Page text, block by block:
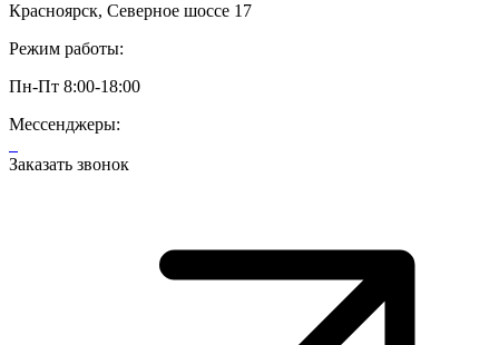
Красноярск, Северное шоссе 17
Режим работы:
Пн-Пт 8:00-18:00
Мессенджеры:
Заказать звонок